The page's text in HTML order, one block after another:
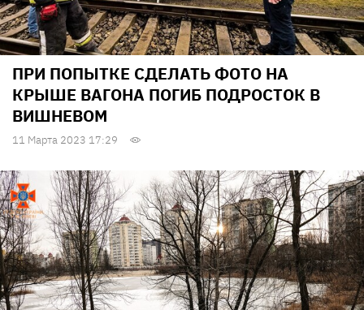
ПРИ ПОПЫТКЕ СДЕЛАТЬ ФОТО НА
КРЫШЕ ВАГОНА ПОГИБ ПОДРОСТОК В
ВИШНЕВОМ
11 Марта 2023 17:29